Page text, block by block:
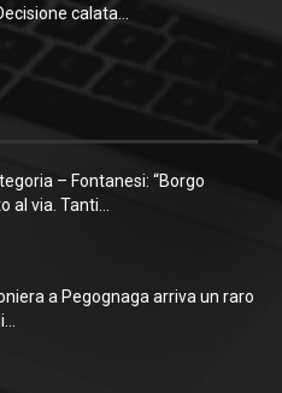
calata...
– Fontanesi: “Borgo
al via. Tanti...
a Pegognaga arriva un raro